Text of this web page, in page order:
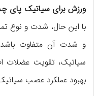
ورزش برای سیاتیک پای
با این حال، شدت و نوع
و شدت آن متفاوت
سیاتیک، تقویت عضلات
بهبود عملکرد عصب